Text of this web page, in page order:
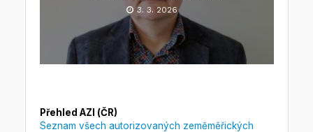
3. 3. 2026
Přehled AZI (ČR)
Seznam všech autorizovaných zeměměřických